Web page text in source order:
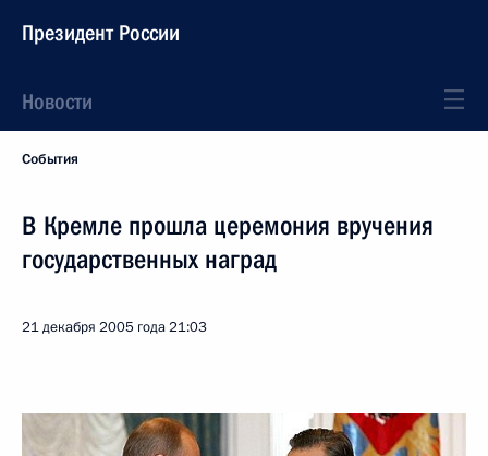
Президент России
Новости
События
В Кремле прошла церемония вручения
государственных наград
21 декабря 2005 года21:03